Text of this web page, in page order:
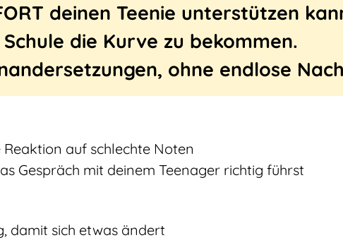
deinen Teenie unterstützen
die Kurve zu bekommen.
ohne endlose
Reaktion auf schlechte Noten
Gespräch mit deinem Teenager richtig führst
damit sich etwas ändert